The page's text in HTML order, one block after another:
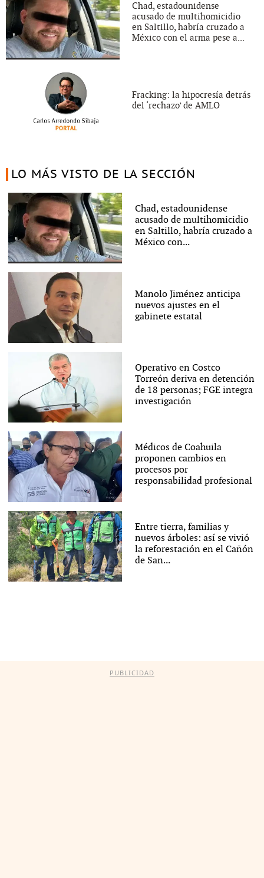
Chad, estadounidense
acusado de multihomicidio
en Saltillo, habría cruzado a
México con el arma pese a...
Fracking: la hipocresía detrás
del ‘rechazo’ de AMLO
LO MÁS VISTO DE LA SECCIÓN
Chad, estadounidense
acusado de multihomicidio
en Saltillo, habría cruzado a
México con...
Manolo Jiménez anticipa
nuevos ajustes en el
gabinete estatal
Operativo en Costco
Torreón deriva en detención
de 18 personas; FGE integra
investigación
Médicos de Coahuila
proponen cambios en
procesos por
responsabilidad profesional
Entre tierra, familias y
nuevos árboles: así se vivió
la reforestación en el Cañón
de San...
PUBLICIDAD